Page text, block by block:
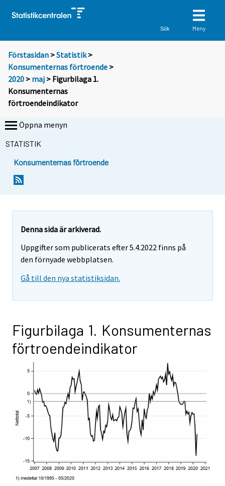
Sök Meny
Förstasidan >Statistik >
Konsumenternas förtroende >
2020 > maj > Figurbilaga 1.
Konsumenternas
förtroendeindikator
Öppna menyn
STATISTIK
Konsumenternas förtroende
Denna sida är arkiverad.
Uppgifter som publicerats efter 5.4.2022 finns på
den förnyade webbplatsen.
Gå till den nya statistiksidan.
Figurbilaga 1. Konsumenternas
förtroendeindikator